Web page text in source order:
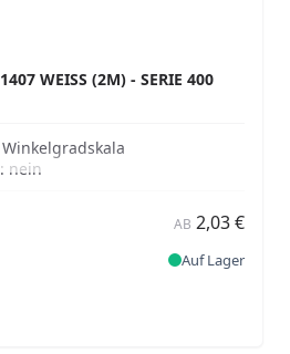
WEISS (2M) - SERIE 400
Winkelgradskala
nein
AB 2,03 €
Auf Lager